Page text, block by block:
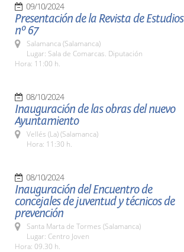
09/10/2024
Presentación de la Revista de Estudios
nº 67
Salamanca (Salamanca)
Lugar: Sala de Comarcas. Diputación
Hora: 11:00 h.
08/10/2024
Inauguración de las obras del nuevo
Ayuntamiento
Vellés (La) (Salamanca)
Hora: 11:30 h.
08/10/2024
Inauguración del Encuentro de
concejales de juventud y técnicos de
prevención
Santa Marta de Tormes (Salamanca)
Lugar: Centro Joven
Hora: 09.30 h.